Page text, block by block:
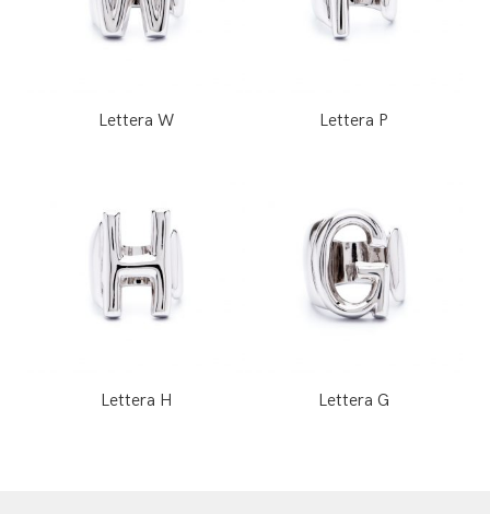
Lettera W Lettera P
Lettera H Lettera G